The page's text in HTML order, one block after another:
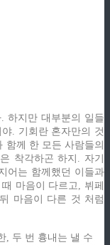
하지만 대부분의 일들
. 기회란 혼자만의 것
함께 한 모든 사람들의
착각하곤 하지. 자기
어는 함께했던 이들과
마음이 다르고, 뷔페
마음이 다른 것 처럼
, 두 번 흉내는 낼 수